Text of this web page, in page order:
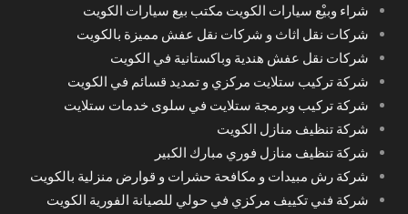
شراء وبيْع سيارات الكويت مكتب بيع سيارات الكويت
شركات نقل اثاث و شركات نقل عفش مميزة بالكويت
شركات نقل عفش هندية وباكستانية في الكويت
شركة تركيب ستلايت مركزي و تمديد قسائم في الكويت
شركة تركيب وبرمجة ستلايت في سلوى خدمات ستلايت
شركة تنظيف منازل الكويت
شركة تنظيف منازل فوري مبارك الكبير
شركة رش مبيدات و مكافحة حشرات و قوارض منزلية بالكويت
شركة فني تكييف مركزي في حولي للصيانة الفورية الكويت